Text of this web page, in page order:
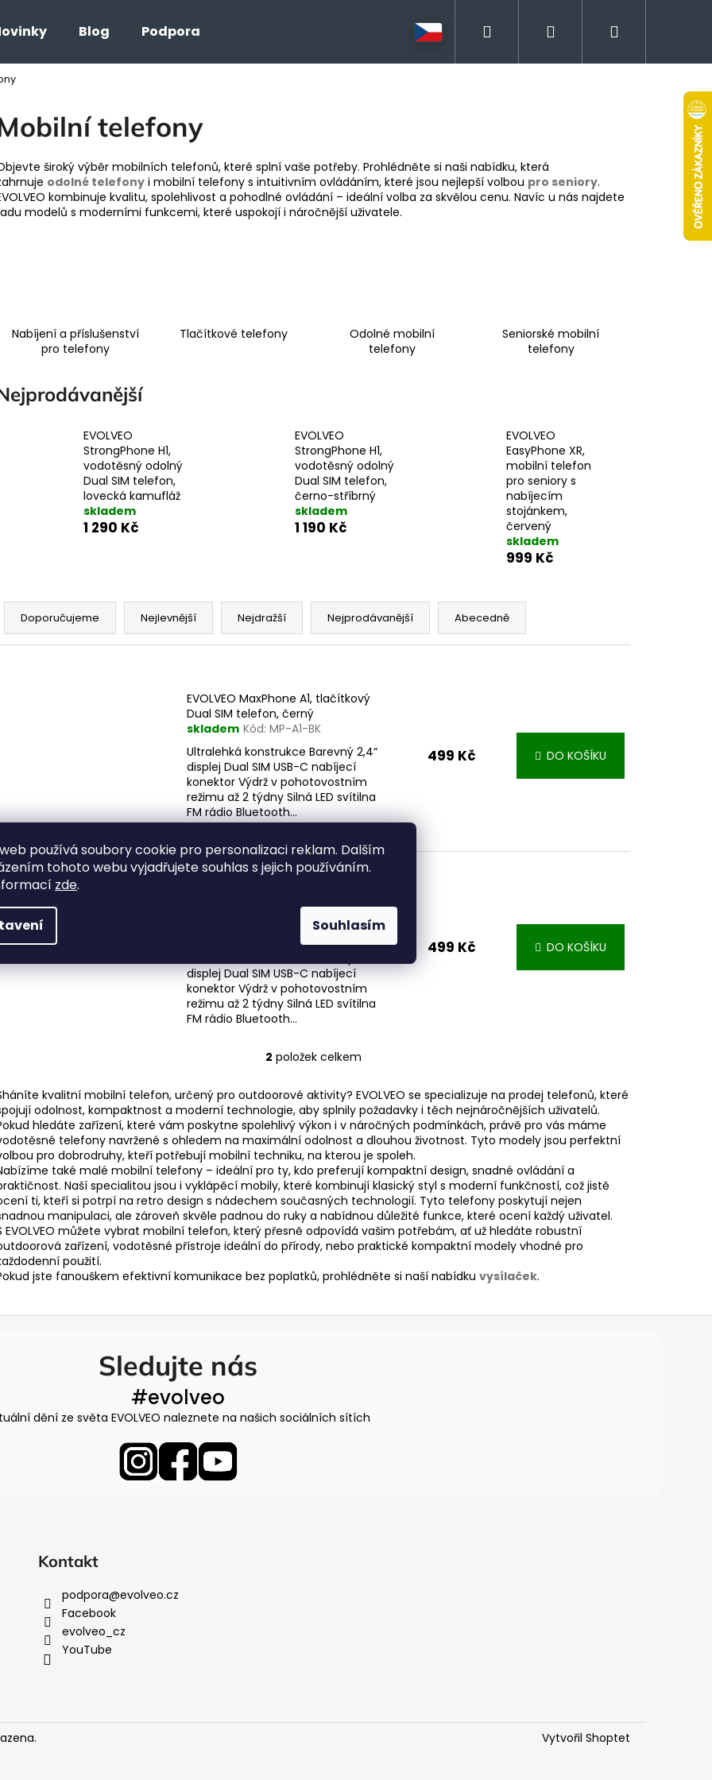
používá soubory cookie pro personalizaci reklam. Dalším
tohoto webu vyjadřujete souhlas s jejich používáním.
zde.
Souhlasím
Blog Podpora Přihlášení
telefony
široký výběr mobilních telefonů, které splní vaše potřeby. Prohlédněte si naši nabídku, která
odolné telefony i mobilní telefony s intuitivním ovládáním, které jsou nejlepší volbou pro seniory.
kombinuje kvalitu, spolehlivost a pohodlné ovládání – ideální volba za skvělou cenu. Navíc u nás najdete
modelů s moderními funkcemi, které uspokojí i náročnější uživatele.
Nabíjení a příslušenství
pro telefony
Tlačítkové telefony
Odolné mobilní
telefony
Seniorské mobilní
telefony
EVOLVEO
StrongPhone H1,
vodotěsný odolný
Dual SIM telefon,
lovecká kamufláž
skladem
1 290 Kč
EVOLVEO
StrongPhone H1,
vodotěsný odolný
Dual SIM telefon,
černo-stříbrný
skladem
1 190 Kč
EVOLVEO
EasyPhone XR,
mobilní telefon
pro seniory s
nabíjecím
stojánkem,
červený
skladem
999 Kč
Ř
Doporučujeme Nejlevnější Nejdražší Nejprodávanější Abecedně
EVOLVEO MaxPhone A1, tlačítkový
Dual SIM telefon, černý
skladem Kód: MP-A1-BK
Ultralehká konstrukce Barevný 2,4“
displej Dual SIM USB-C nabíjecí
konektor Výdrž v pohotovostním
režimu až 2 týdny Silná LED svítilna
FM rádio Bluetooth...
499 Kč DO KOŠÍKU
EVOLVEO MaxPhone A1, tlačítkový
Předobjednávka (očekáváme
displej Dual SIM USB-C nabíjecí
konektor Výdrž v pohotovostním
režimu až 2 týdny Silná LED svítilna
FM rádio Bluetooth...
499 Kč DO KOŠÍKU
O
l
á
d
a
c
í
p
r
v
k
y
2 položek celkem
kvalitní mobilní telefon, určený pro outdoorové aktivity? EVOLVEO se specializuje na prodej telefonů, které
odolnost, kompaktnost a moderní technologie, aby splnily požadavky i těch nejnáročnějších uživatelů.
hledáte zařízení, které vám poskytne spolehlivý výkon i v náročných podmínkách, právě pro vás máme
telefony navržené s ohledem na maximální odolnost a dlouhou životnost. Tyto modely jsou perfektní
pro dobrodruhy, kteří potřebují mobilní techniku, na kterou je spoleh.
také malé mobilní telefony – ideální pro ty, kdo preferují kompaktní design, snadné ovládání a
Naší specialitou jsou i vyklápěcí mobily, které kombinují klasický styl s moderní funkčností, což jistě
ti, kteří si potrpí na retro design s nádechem současných technologií. Tyto telefony poskytují nejen
manipulaci, ale zároveň skvěle padnou do ruky a nabídnou důležité funkce, které ocení každý uživatel.
EVOLVEO můžete vybrat mobilní telefon, který přesně odpovídá vašim potřebám, ať už hledáte robustní
zařízení, vodotěsné přístroje ideální do přírody, nebo praktické kompaktní modely vhodné pro
použití.
jste fanouškem efektivní komunikace bez poplatků, prohlédněte si naší nabídku vysílaček.
Sledujte nás
#evolveo
dění ze světa EVOLVEO naleznete na našich sociálních sítích
Kontakt
podpora@evolveo.cz
Facebook
evolveo_cz
YouTube
Vytvořil Shoptet